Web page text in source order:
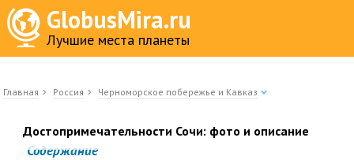
GlobusMira.ru
Лучшие места планеты
Главная Россия Черноморское побережье и Кавказ
Достопримечательности Сочи: фото и описание
Содержание